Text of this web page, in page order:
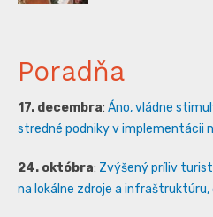
Poradňa
17. decembra: Áno, vládne
stredné podniky v implementácii
24. októbra: Zvýšený príliv
na lokálne zdroje a infraštruktúru,